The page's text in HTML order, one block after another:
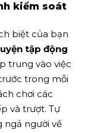
kiểm soát
biệt của bạn
tập động
trung vào việc
trong mỗi
chơi các
và trượt. Tự
ngả người về